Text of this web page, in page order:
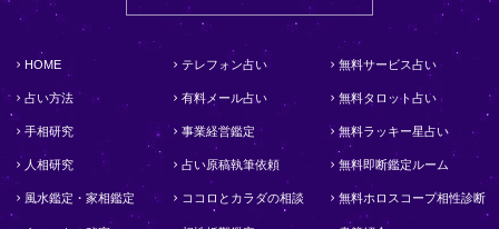
HOME
占い方法
手相研究
人相研究
風水鑑定・家相鑑定
テレフォン占い
有料メール占い
事業経営鑑定
占い原稿執筆依頼
ココロとカラダの相談
無料サービス占い
無料タロット占い
無料ラッキー星占い
無料即断鑑定ルーム
無料ホロスコープ相性診断